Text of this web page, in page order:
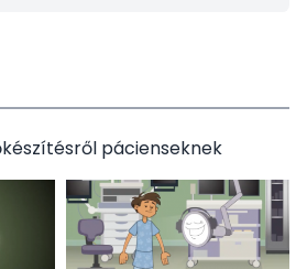
pácienseknek